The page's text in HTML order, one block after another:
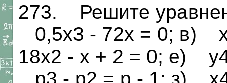
273. Решите
0,5х3 - 72х = 0; в)
18х2 - х + 2 = 0; е)